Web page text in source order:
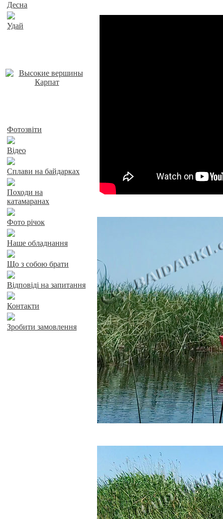
Десна
Удай
Фотозвіти
Відео
Сплави на байдарках
Походи на
катамаранах
Фото річок
Наше обладнання
Що з собою брати
Відповіді на запитання
Контакти
Зробити замовлення